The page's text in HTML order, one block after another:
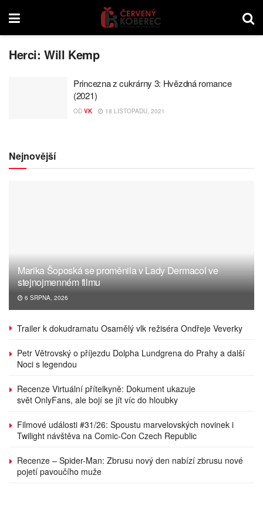
Herci:Will Kemp
Princezna z cukrárny 3: Hvězdná romance
(2021)
OD VK 18 LISTOPADU, 2021
Nejnovější
Marika Šoposká se proměnila v Lady Dermacol ve
stejnojmenném filmu
6 SRPNA, 2026
Trailer k dokudramatu Osamělý vlk režiséra Ondřeje Veverky
Petr Větrovský o příjezdu Dolpha Lundgrena do Prahy a další
Noci s legendou
Recenze Virtuální přítelkyně: Dokument ukazuje
svět OnlyFans, ale bojí se jít víc do hloubky
Filmové události #31/26: Spoustu marvelovských novinek i
Twilight návštěva na Comic-Con Czech Republic
Recenze – Spider-Man: Zbrusu nový den nabízí zbrusu nové
pojetí pavoučího muže